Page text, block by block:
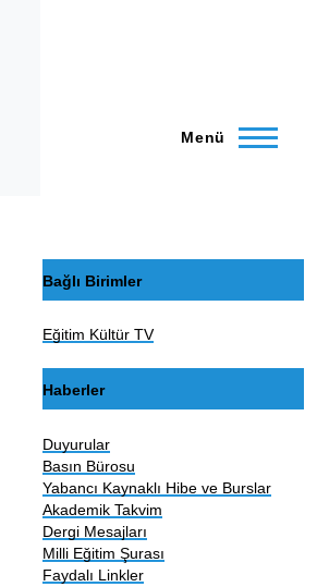
Menü
Bağlı Birimler
Eğitim Kültür TV
Haberler
Duyurular
Basın Bürosu
Yabancı Kaynaklı Hibe ve Burslar
Akademik Takvim
Dergi Mesajları
Milli Eğitim Şurası
Faydalı Linkler